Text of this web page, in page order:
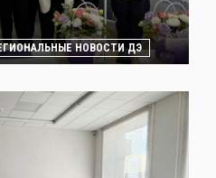
НОВОСТИ ДЭ